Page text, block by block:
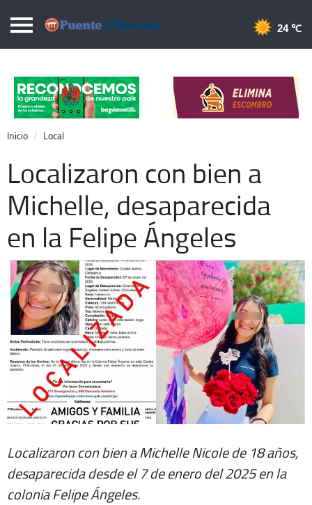
Puentelibre.mx
Local
Nacional
Opinión
Cronos
Economía
Espectáculos
Extra +
24 ℃
Inicio Local
Localizaron con bien a
Michelle, desaparecida
en la Felipe Ángeles
Localizaron con bien a Michelle Nicole de 18 años,
desaparecida desde el 7 de enero del 2025 en la
colonia Felipe Ángeles.